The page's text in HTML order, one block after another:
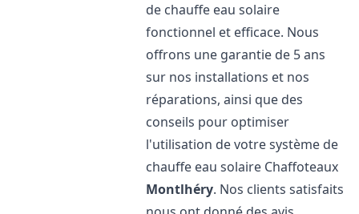
de chauffe eau solaire
fonctionnel et efficace. Nous
offrons une garantie de 5 ans
sur nos installations et nos
réparations, ainsi que des
conseils pour optimiser
l'utilisation de votre système de
chauffe eau solaire Chaffoteaux
Montlhéry. Nos clients satisfaits